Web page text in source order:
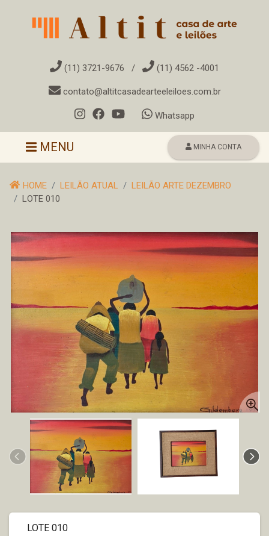
(11) 3721-9676 / (11) 4562 -4001
contato@altitcasadearteeleiloes.com.br
Whatsapp
Toggle navigation
MENU MINHA CONTA
HOME LEILÃO ATUAL
LEILÃO ARTE DEZEMBRO
LOTE 010
LOTE 010